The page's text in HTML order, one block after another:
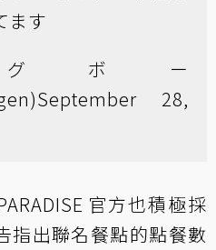
ます
ボー
September 28,
官方也積極採
指出聯名餐點的點餐數